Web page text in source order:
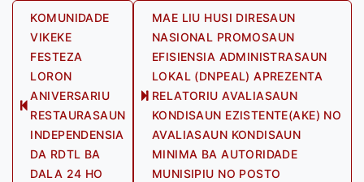
Post
navigation
Previous
post:
KOMUNIDADE
VIKEKE
FESTEZA
LORON
ANIVERSARIU
RESTAURASAUN
INDEPENDENSIA
DA RDTL BA
DALA 24 HO
Next
post:
MAE LIU HUSI DIRESAUN
NASIONAL PROMOSAUN
EFISIENSIA ADMINISTRASAUN
LOKAL (DNPEAL) APREZENTA
RELATORIU AVALIASAUN
KONDISAUN EZISTENTE(AKE) NO
AVALIASAUN KONDISAUN
MINIMA BA AUTORIDADE
MUNISIPIU NO POSTO